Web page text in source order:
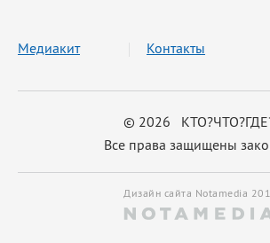
© 2026
Все права защищены
Медиакит Контакты
Дизайн сайта Notamedia